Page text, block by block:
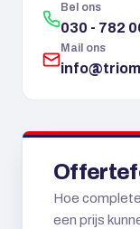
Bel ons
030 - 782
Mail ons
Hoe
een prijs